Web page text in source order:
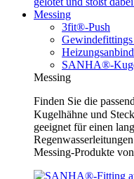
Messing
3fit®-Push
Gewindefittings
SANHA®-
Messing
Finden Sie die
Kugelhähne und
geeignet für einen
Messing-Produkte